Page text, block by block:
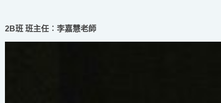
2B班 班主任︰李嘉慧老師